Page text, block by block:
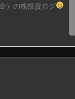
）の株投資ログ